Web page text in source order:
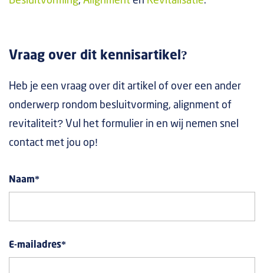
Vraag over dit kennisartikel?
Heb je een vraag over dit artikel of over een ander
onderwerp rondom besluitvorming, alignment of
revitaliteit? Vul het formulier in en wij nemen snel
contact met jou op!
Naam*
E-mailadres*